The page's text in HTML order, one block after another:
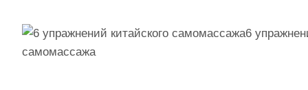
6
самомассажа